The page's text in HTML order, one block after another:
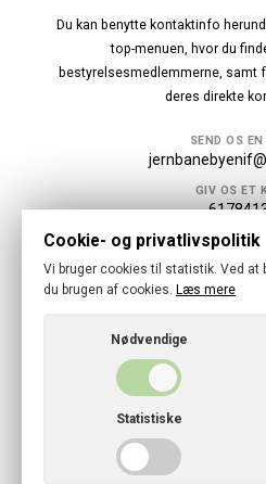
Du kan benytte kontaktinfo
top-menuen, hvor du
bestyrelsesmedlemmerne, samt
deres direkte
SEND OS
GIV OS ET
Følg
© 2026 ·
Cookies- og
Cookie- og privatlivspolitik
Vi bruger cookies til statistik. Ved at
du brugen af cookies. Læs mere
Nødvendige
Statistiske